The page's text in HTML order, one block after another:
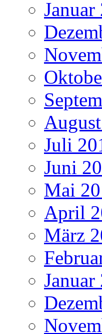
Januar
Juli
Juni
Mai
April
März
Januar